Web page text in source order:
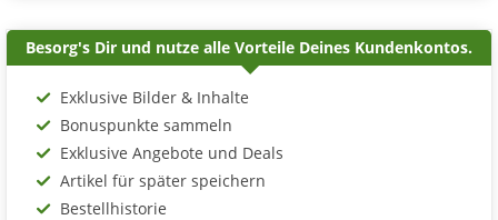
Besorg's Dir und nutze alle Vorteile Deines Kundenkontos.
Exklusive Bilder & Inhalte
Bonuspunkte sammeln
Exklusive Angebote und Deals
Artikel für später speichern
Bestellhistorie